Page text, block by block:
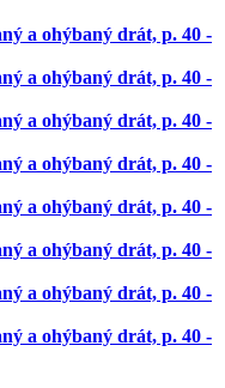
a ohýbaný drát, p. 40 -
a ohýbaný drát, p. 40 -
a ohýbaný drát, p. 40 -
a ohýbaný drát, p. 40 -
a ohýbaný drát, p. 40 -
a ohýbaný drát, p. 40 -
a ohýbaný drát, p. 40 -
a ohýbaný drát, p. 40 -